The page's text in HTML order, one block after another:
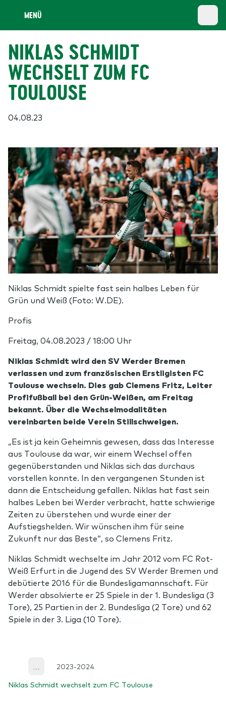
MENÜ
NIKLAS SCHMIDT
WECHSELT ZUM FC
TOULOUSE
04.08.23
Niklas Schmidt spielte fast sein halbes Leben für
Grün und Weiß (Foto: W.DE).
Profis
Freitag, 04.08.2023 / 18:00 Uhr
Niklas Schmidt wird den SV Werder Bremen
verlassen und zum französischen Erstligisten FC
Toulouse wechseln. Dies gab Clemens Fritz, Leiter
Profifußball bei den Grün-Weißen, am Freitag
bekannt. Über die Wechselmodalitäten
vereinbarten beide Verein Stillschweigen.
„Es ist ja kein Geheimnis gewesen, dass das Interesse
aus Toulouse da war, wir einem Wechsel offen
gegenüberstanden und Niklas sich das durchaus
vorstellen konnte. In den vergangenen Stunden ist
dann die Entscheidung gefallen. Niklas hat fast sein
halbes Leben bei Werder verbracht, hatte schwierige
Zeiten zu überstehen und wurde einer der
Aufstiegshelden. Wir wünschen ihm für seine
Zukunft nur das Beste“, so Clemens Fritz.
Niklas Schmidt wechselte im Jahr 2012 vom FC Rot-
Weiß Erfurt in die Jugend des SV Werder Bremen und
debütierte 2016 für die Bundesligamannschaft. Für
Werder absolvierte er 25 Spiele in der 1. Bundesliga (3
Tore), 25 Partien in der 2. Bundesliga (2 Tore) und 62
Spiele in der 3. Liga (10 Tore).
2023-2024
Niklas Schmidt wechselt zum FC Toulouse